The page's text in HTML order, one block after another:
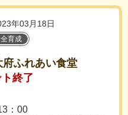
年03月18日
育成
府ふれあい食堂
終了
：00